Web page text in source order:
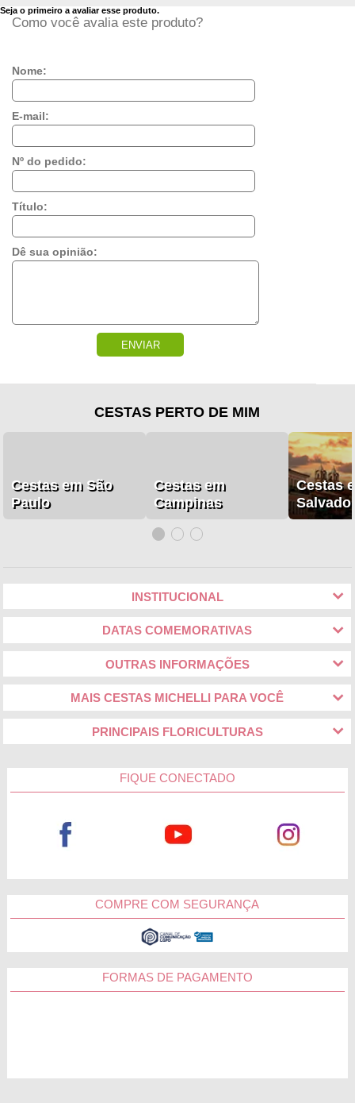
Seja o primeiro a avaliar esse produto.
Como você avalia este produto?
Nome:
E-mail:
Nº do pedido:
Título:
Dê sua opinião:
ENVIAR
CESTAS PERTO DE MIM
Cestas em São
Paulo
Cestas em
Campinas
Cestas
INSTITUCIONAL
DATAS COMEMORATIVAS
OUTRAS INFORMAÇÕES
MAIS CESTAS MICHELLI PARA VOCÊ
PRINCIPAIS FLORICULTURAS
FIQUE CONECTADO
COMPRE COM SEGURANÇA
FORMAS DE PAGAMENTO